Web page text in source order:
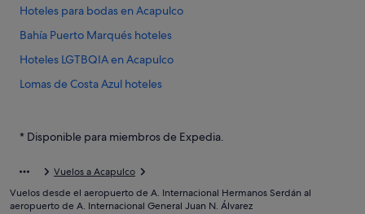
Hoteles para bodas en Acapulco
Bahía Puerto Marqués hoteles
Hoteles LGTBQIA en Acapulco
Lomas de Costa Azul hoteles
Costa Azul hoteles
Avalon Resorts en Acapulco
Hoteles baratos en Acapulco
* Disponible para miembros de Expedia.
Vuelos a Acapulco
Vuelos desde el aeropuerto de A. Internacional Hermanos Serdán al
aeropuerto de A. Internacional General Juan N. Álvarez